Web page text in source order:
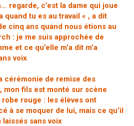
regarde, c’est la dame qui joue
quand tu es au travail « , a dit
cinq ans quand nous étions au
: je me suis approchée de
et ce qu’elle m’a dit m’a
voix
cérémonie de remise des
mon fils est monté sur scène
robe rouge : les élèves ont
à se moquer de lui, mais ce qu’il
laissés sans voix